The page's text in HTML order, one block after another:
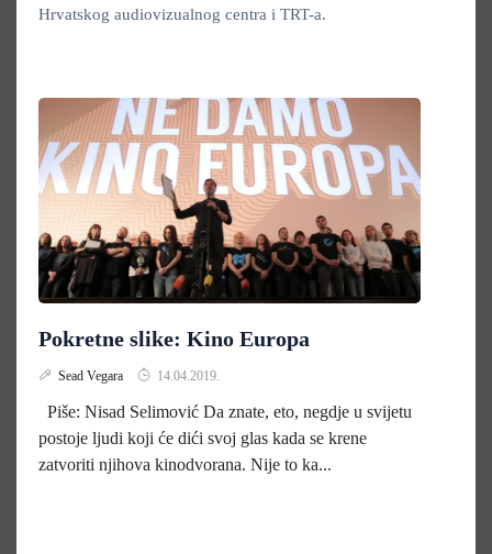
Hrvatskog audiovizualnog centra i TRT-a.
Pokretne slike: Kino Europa
Sead Vegara 14.04.2019.
Piše: Nisad Selimović Da znate, eto, negdje u svijetu
postoje ljudi koji će dići svoj glas kada se krene
zatvoriti njihova kinodvorana. Nije to ka...